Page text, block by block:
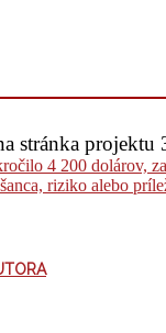
stránka projektu
4 200 dolárov,
riziko alebo